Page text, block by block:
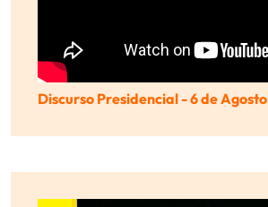
Discurso Presidencial - 6 de Agosto